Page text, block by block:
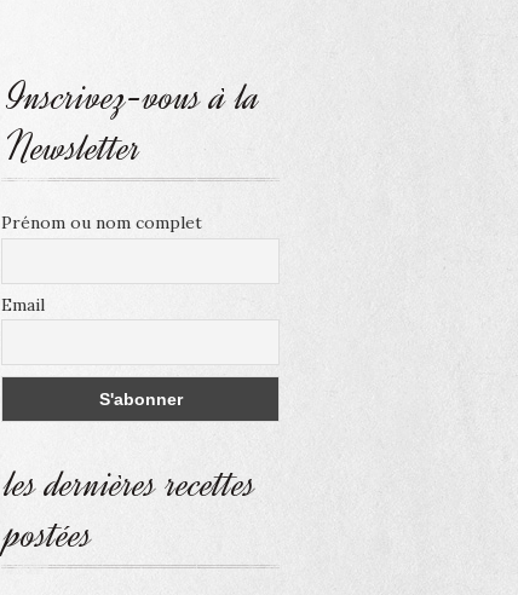
Inscrivez-vous à la
Newsletter
Prénom ou nom complet
Email
les dernières recettes
postées